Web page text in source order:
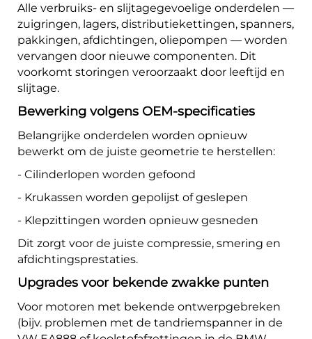
Alle verbruiks- en slijtagegevoelige onderdelen —
zuigringen, lagers, distributiekettingen, spanners,
pakkingen, afdichtingen, oliepompen — worden
vervangen door nieuwe componenten. Dit
voorkomt storingen veroorzaakt door leeftijd en
slijtage.
Bewerking volgens OEM-specificaties
Belangrijke onderdelen worden opnieuw
bewerkt om de juiste geometrie te herstellen:
- Cilinderlopen worden gefoond
- Krukassen worden gepolijst of geslepen
- Klepzittingen worden opnieuw gesneden
Dit zorgt voor de juiste compressie, smering en
afdichtingsprestaties.
Upgrades voor bekende zwakke punten
Voor motoren met bekende ontwerpgebreken
(bijv. problemen met de tandriemspanner in de